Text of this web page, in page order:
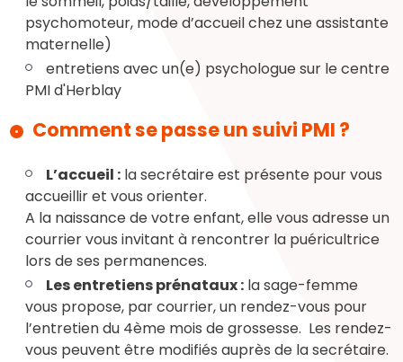
psychomoteur, mode d’accueil chez une assistante
maternelle)
entretiens avec un(e) psychologue sur le centre
PMI d'Herblay
Comment se passe un suivi PMI ?
L’accueil : la secrétaire est présente pour vous
accueillir et vous orienter.
A la naissance de votre enfant, elle vous adresse un
courrier vous invitant à rencontrer la puéricultrice
lors de ses permanences.
Les entretiens prénataux : la sage-femme
vous propose, par courrier, un rendez-vous pour
l’entretien du 4ème mois de grossesse. Les rendez-
vous peuvent être modifiés auprès de la secrétaire.